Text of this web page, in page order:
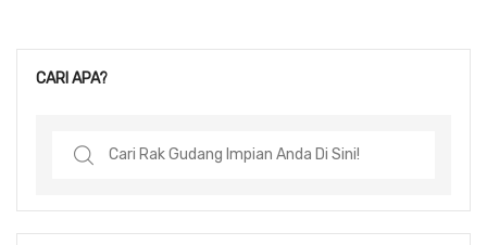
CARI APA?
Search